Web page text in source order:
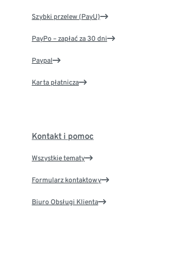
Szybki przelew (PayU)
PayPo – zapłać za 30 dni
Paypal
Karta płatnicza
Kontakt i pomoc
Wszystkie tematy
Formularz kontaktowy
Biuro Obsługi Klienta